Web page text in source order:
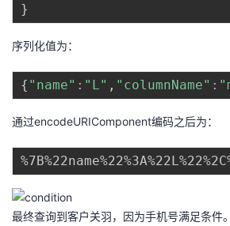
}
序列化值为：
{ "name" : "L" , "columnName" :
通过encodeURIComponent编码之后为：
最终查询到客户关羽，因为手机号满足条件